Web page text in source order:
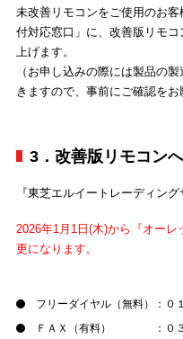
未改善リモコンをご使用のお
付対応窓口」に、改善版リモ
上げます。
（お申し込みの際には製品の
きますので、事前にご確認をお
3．改善版リモコン
『東芝エルイートレーディング
2026年1月1日(木)から『オー
更になります。
フリーダイヤル（無料）：０
ＦＡＸ（有料） ：０３